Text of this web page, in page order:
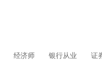
经济师 银行从业 证